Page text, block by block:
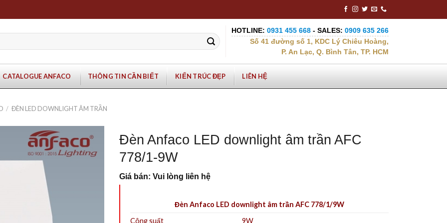
HOTLINE: 0931 455 668 - SALES: 0909 635 266
Số 41 đường số 1, KDC Lý Chiêu Hoàng,
P. An Lạc, Q. Bình Tân, TP. HCM
CATALOGUE ANFACO THÔNG TIN CẦN BIẾT KIẾN TRÚC ĐẸP LIÊN HỆ
/ ĐÈN LED DOWNLIGHT ÂM TRẦN
Đèn Anfaco LED downlight âm trần AFC
778/1-9W
Giá bán: Vui lòng liên hệ
Đèn Anfaco LED downlight âm trần AFC 778/1/9W
Công suất
9W